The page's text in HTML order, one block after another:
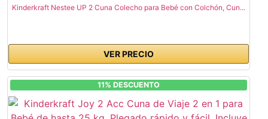
Kinderkraft Nestee UP 2 Cuna Colecho para Bebé con Colchón, Cun...
VER PRECIO
11% DESCUENTO